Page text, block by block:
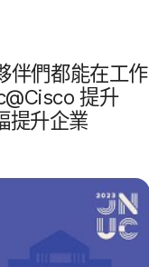
伴們​都​能​在​工作​
@Cisco提升​
提升​企業​